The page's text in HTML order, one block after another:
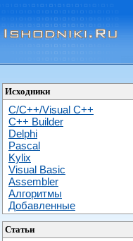
Исходники
C/C++/Visual C++
С++ Builder
Delphi
Pascal
Kylix
Visual Basic
Assembler
Алгоритмы
Добавленные
Статьи